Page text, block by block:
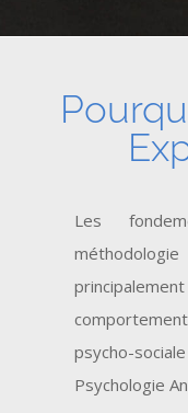
Les
psycho-
Psychologie